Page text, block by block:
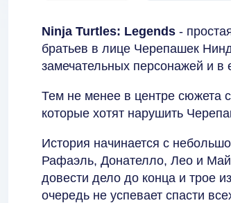
Ninja Turtles: Legends -
братьев в лице Черепашек
замечательных персонажей и в
Тем не менее в центре сюжета
которые хотят нарушить
История начинается с
Рафаэль, Донателло, Лео и
довести дело до конца и трое
очередь не успевает спасти